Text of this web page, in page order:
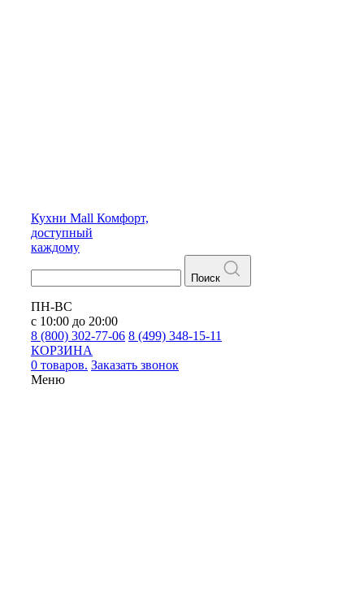
Кухни Mall Комфорт,
доступный
каждому
Поиск
ПН-ВС
с 10:00 до 20:00
8 (800) 302-77-06 8 (499) 348-15-11
КОРЗИНА
0 товаров. Заказать звонок
Меню